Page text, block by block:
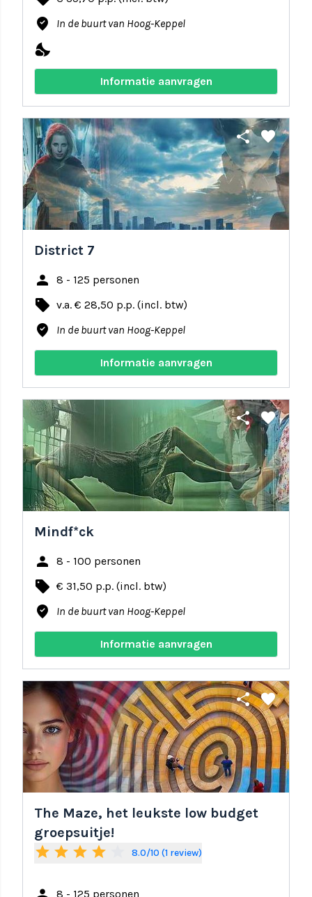
where_to_vote In de buurt van Hoog-Keppel
nights_stay
Informatie aanvragen
share favorite
District 7
person 8 - 125 personen
local_offer v.a. € 28,50 p.p. (incl. btw)
where_to_vote In de buurt van Hoog-Keppel
Informatie aanvragen
share favorite
Mindf*ck
person 8 - 100 personen
local_offer € 31,50 p.p. (incl. btw)
where_to_vote In de buurt van Hoog-Keppel
Informatie aanvragen
share favorite
The Maze, het leukste low budget
groepsuitje!
star star star star 8.0/10 (1 review)
8 - 125 personen